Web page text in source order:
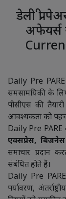
डेली प्री
अफेयर्स
Daily Pre
समसामयिकी के
पीसीएस की
आवश्यकता को
Daily Pre PARE
एक्सप्रेस,
समाचार प्रदान
संबंधित होते हैं।
Daily Pre PARE
पर्यावरण,